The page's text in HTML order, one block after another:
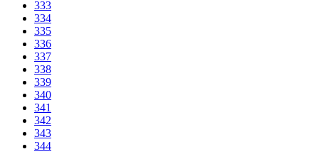
333
334
335
336
337
338
339
340
341
342
343
344